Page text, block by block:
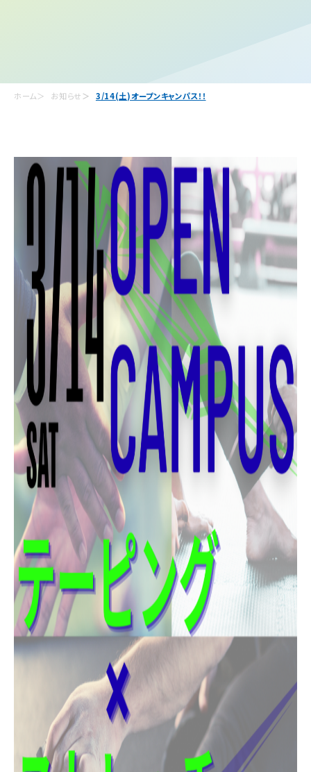
ホーム お知らせ 3/14(土)オープンキャンパス！！